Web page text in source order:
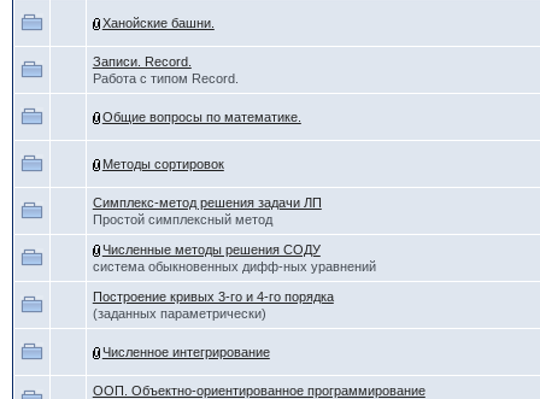
Ханойские башни.
Записи. Record.
Работа с типом Record.
Общие вопросы по математике.
Методы сортировок
Симплекс-метод решения задачи ЛП
Простой симплексный метод
Численные методы решения СОДУ
система обыкновенных дифф-ных уравнений
Построение кривых 3-го и 4-го порядка
(заданных параметрически)
Численное интегрирование
ООП. Объектно-ориентированное программирование